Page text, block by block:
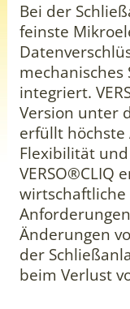
Bei der
feinste
mechanisches
integriert.
Version unter
erfüllt höchste
Flexibilität
VERSO®CLIQ
wirtschaftliche
Änderungen
der
beim Verlust